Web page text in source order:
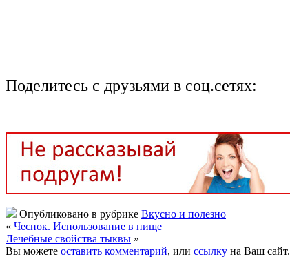
Поделитесь с друзьями в соц.сетях:
Опубликовано в рубрике Вкусно и полезно
« Чеснок. Использование в пище
Лечебные свойства тыквы »
Вы можете оставить комментарий, или ссылку на Ваш сайт.